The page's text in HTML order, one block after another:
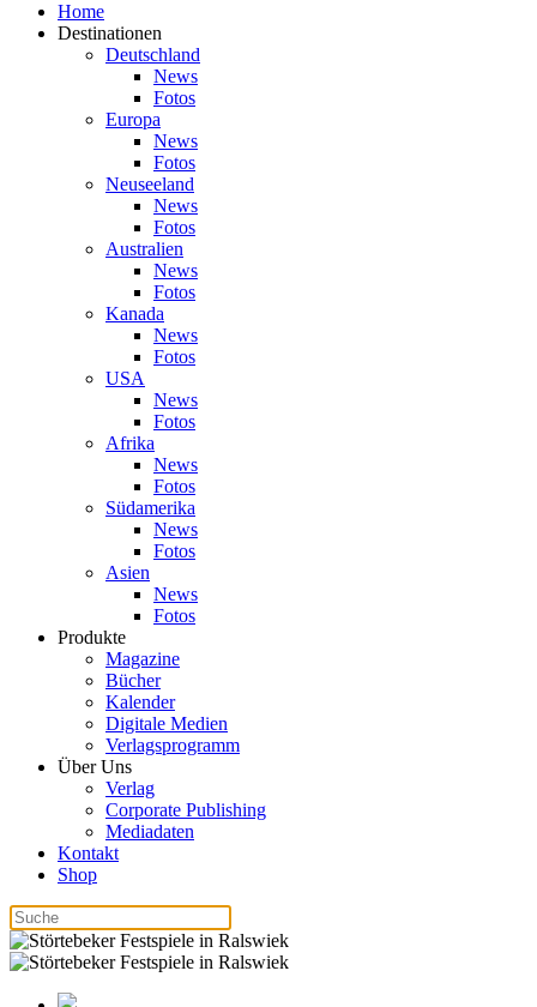
Home
Destinationen
Deutschland
News
Fotos
Europa
News
Fotos
Neuseeland
News
Fotos
Australien
News
Fotos
Kanada
News
Fotos
USA
News
Fotos
Afrika
News
Fotos
Südamerika
News
Fotos
Asien
News
Fotos
Produkte
Magazine
Bücher
Kalender
Digitale Medien
Verlagsprogramm
Über Uns
Verlag
Corporate Publishing
Mediadaten
Kontakt
Shop